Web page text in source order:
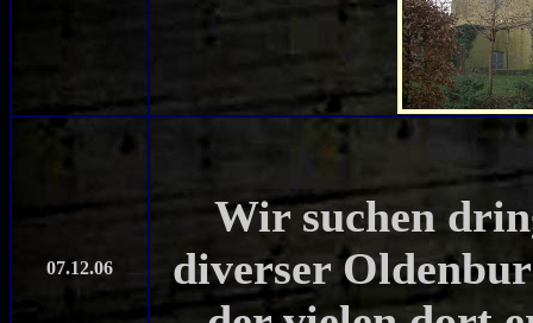
07.12.06
Wir suchen
diverser